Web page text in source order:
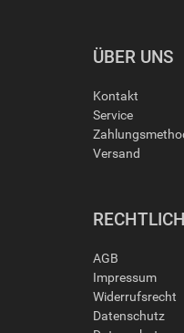
ÜBER UNS
Kontakt
Service
Versand
AGB
Impressum
Widerrufsrecht
Datenschutz